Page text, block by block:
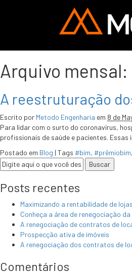
Arquivo mensal:
A reestruturação
Escrito por Metodo Engenharia em 8 de
Para lidar com o surto do coronavírus,
profissionais de saúde e pacientes.
Postado em Blog | Tags #bim, #prêmiobim,
Posts recentes
Maximizando a rentabilidade de
Conheça a área de renegociação
A renegociação de contratos de
Prospecção ativa de imóveis
A renegociação dos contratos de
Comentários